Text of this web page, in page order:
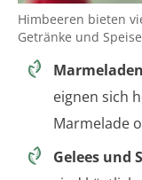
Himbeeren bieten
Getränke und
eignen sich
Marmelade
Gelees und